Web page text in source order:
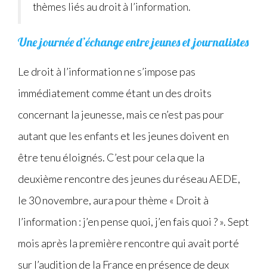
thèmes liés au droit à l’information.
Une journée d’échange entre jeunes et journalistes
Le droit à l’information ne s’impose pas
immédiatement comme étant un des droits
concernant la jeunesse, mais ce n’est pas pour
autant que les enfants et les jeunes doivent en
être tenu éloignés. C’est pour cela que la
deuxième rencontre des jeunes du réseau AEDE,
le 30 novembre, aura pour thème « Droit à
l’information : j’en pense quoi, j’en fais quoi ? ». Sept
mois après la première rencontre qui avait porté
sur l’audition de la France en présence de deux